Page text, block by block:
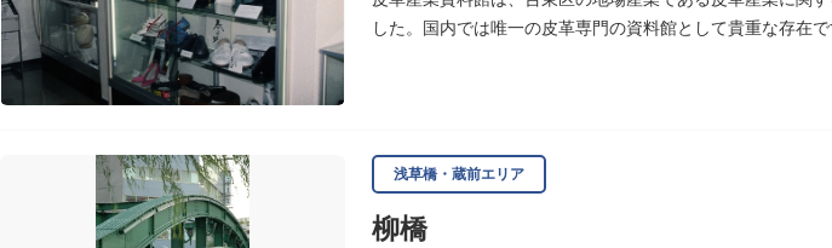
した。国内では唯一の皮革専門の資料館として貴重な存在
浅草橋・蔵前エリア
柳橋